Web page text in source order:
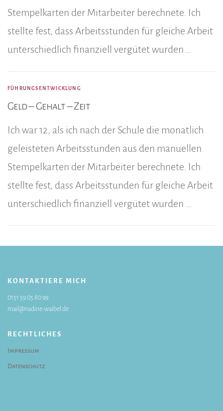
Stempelkarten der Mitarbeiter berechnete. Ich
stellte fest, dass Arbeitsstunden für gleiche Arbeit
unterschiedlich finanziell vergütet wurden …
FÜHRUNGSENTWICKLUNG
Geld – Gehalt – Zeit
Ich war 12, als ich nach der Schule die monatlich
geleisteten Arbeitsstunden aus den manuellen
Stempelkarten der Mitarbeiter berechnete. Ich
stellte fest, dass Arbeitsstunden für gleiche Arbeit
unterschiedlich finanziell vergütet wurden …
KONTAKTIERE MICH
0151 59 05 80 99
mail@nadine-waibel.de
RECHTLICHES
Impressum
Datenschutz